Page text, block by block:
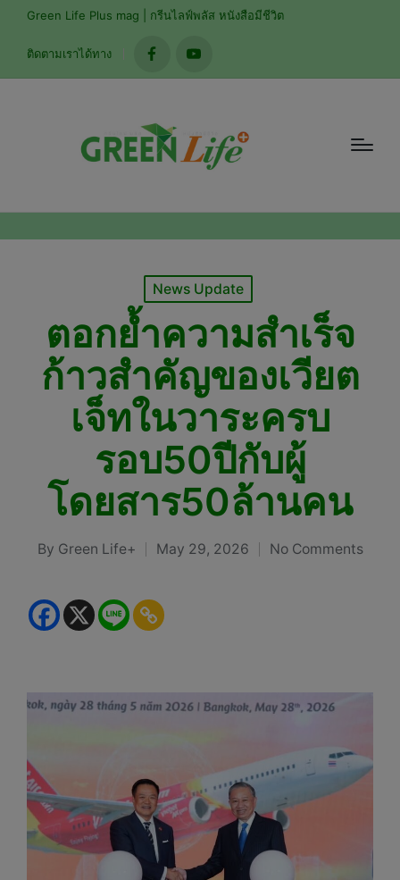
Green Life Plus mag | กรีนไลฟ์พลัส หนังสือมีชีวิต
ติดตามเราได้ทาง
facebookyoutube
Posted
in
News Update
ตอกย้ำความสำเร็จ
ก้าวสำคัญของเวียต
เจ็ทในวาระครบ
รอบ50ปีกับผู้
โดยสาร50ล้านคน
Posted
By Green Life+ May 29, 2026 No Comments
modal-check